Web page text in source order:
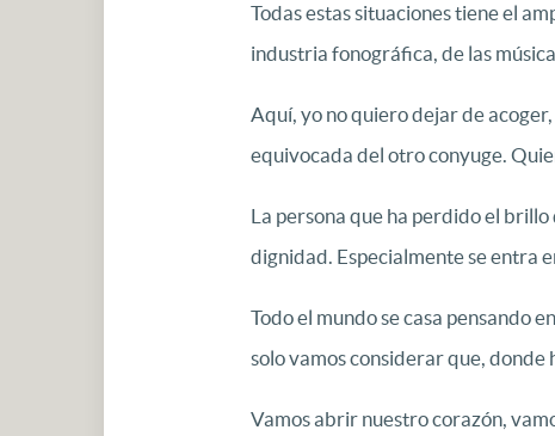
Todas estas situaciones tiene el
industria fonográfica, de las
Aquí, yo no quiero dejar de
equivocada del otro conyuge.
La persona que ha perdido el
dignidad. Especialmente se entra
Todo el mundo se casa pensando
solo vamos considerar que, donde
Vamos abrir nuestro corazón,